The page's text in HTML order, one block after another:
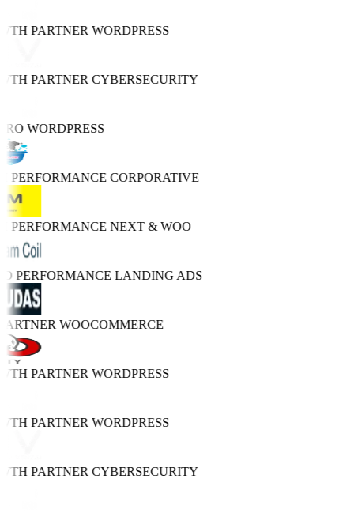
PARTNERWORDPRESS
PARTNERCYBERSECURITY
WORDPRESS
PERFORMANCECORPORATIVE
PERFORMANCENEXT & WOO
PERFORMANCELANDING ADS
WOOCOMMERCE
PARTNERWORDPRESS
PARTNERWORDPRESS
PARTNERCYBERSECURITY